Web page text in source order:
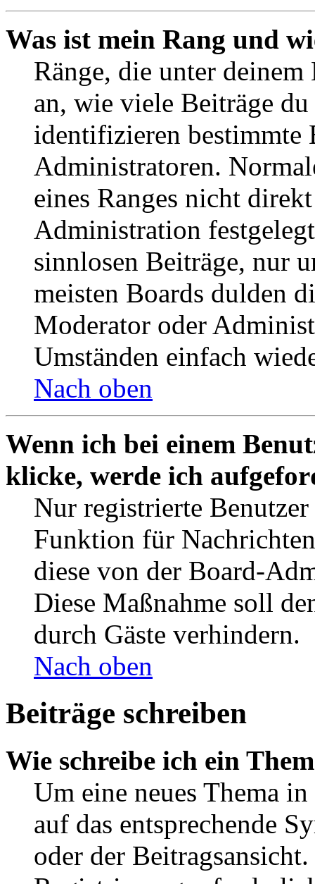
Was ist mein Rang und
Ränge, die unter deinem
an, wie viele Beiträge
identifizieren bestimmte
Administratoren.
eines Ranges nicht
Administration
sinnlosen Beiträge, nur
meisten Boards dulden
Moderator oder
Umständen einfach
Nach oben
Wenn ich bei einem
klicke, werde ich
Nur registrierte
Funktion für
diese von der Board-
Diese Maßnahme soll
durch Gäste verhindern.
Nach oben
Beiträge schreiben
Wie schreibe ich ein
Um eine neues Thema
auf das entsprechende
oder der